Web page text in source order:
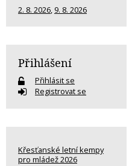
2. 8. 2026, 9. 8. 2026
Přihlášení
Přihlásit se
Registrovat se
Křesťanské letní kempy
pro mládež 2026